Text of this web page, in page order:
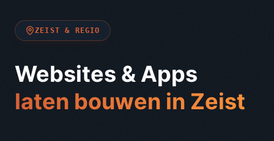
ZEIST & REGIO
Websites & Apps
laten bouwen in Zeist